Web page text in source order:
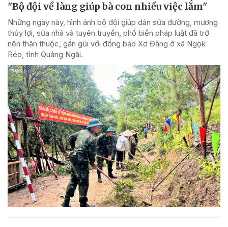
"Bộ đội về làng giúp bà con nhiều việc lắm"
Những ngày này, hình ảnh bộ đội giúp dân sửa đường, mương
thủy lợi, sửa nhà và tuyên truyền, phổ biến pháp luật đã trở
nên thân thuộc, gần gũi với đồng bào Xơ Đăng ở xã Ngọk
Réo, tỉnh Quảng Ngãi.